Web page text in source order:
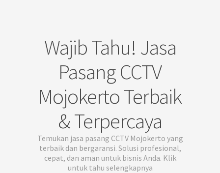
Wajib Tahu! Jasa
Pasang CCTV
Mojokerto Terbaik
& Terpercaya
Temukan jasa pasang CCTV Mojokerto yang
terbaik dan bergaransi. Solusi profesional,
cepat, dan aman untuk bisnis Anda. Klik
untuk tahu selengkapnya